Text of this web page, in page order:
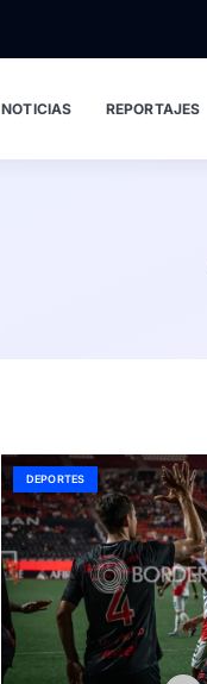
NOTICIAS REPORTAJES
DEPORTES